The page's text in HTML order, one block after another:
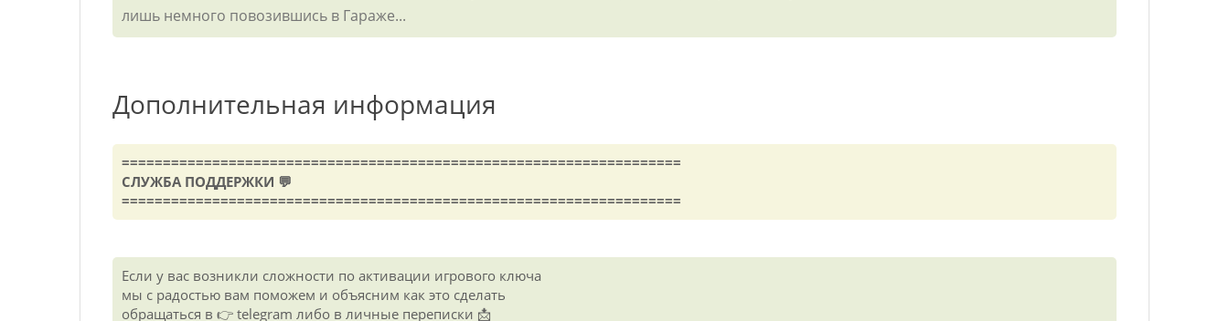
лишь немного повозившись в Гараже...
Дополнительная информация
====================================================================
СЛУЖБА ПОДДЕРЖКИ 💬
====================================================================
Если у вас возникли сложности по активации игрового ключа
мы с радостью вам поможем и объясним как это сделать
обращаться в 👉 telegram либо в личные переписки 📩